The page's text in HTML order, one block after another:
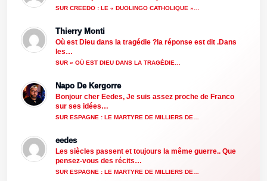
SUR CREEDO : LE « DUOLINGO CATHOLIQUE »…
Thierry Monti
Où est Dieu dans la tragédie ?la réponse est dit .Dans
les…
SUR « OÙ EST DIEU DANS LA TRAGÉDIE…
Napo De Kergorre
Bonjour cher Eedes, Je suis assez proche de Franco
sur ses idées…
SUR ESPAGNE : LE MARTYRE DE MILLIERS DE…
eedes
Les siècles passent et toujours la même guerre.. Que
pensez-vous des récits…
SUR ESPAGNE : LE MARTYRE DE MILLIERS DE…